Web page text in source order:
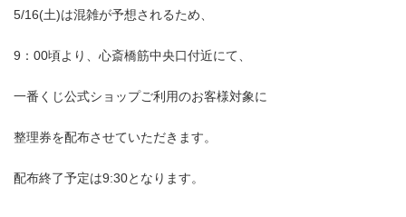
5/16(土)は混雑が予想されるため、
9：00頃より、心斎橋筋中央口付近にて、
一番くじ公式ショップご利用のお客様対象に
整理券を配布させていただきます。
配布終了予定は9:30となります。